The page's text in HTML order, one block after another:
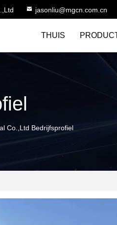
jasonliu@mgcn.com.cn
THUIS
Co.,Ltd Bedrijfsprofiel